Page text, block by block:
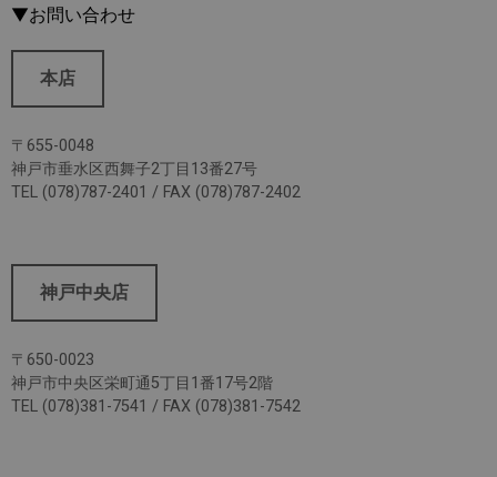
▼お問い合わせ
本店
〒655-0048
神戸市垂水区西舞子2丁目13番27号
TEL (078)787-2401 / FAX (078)787-2402
神戸中央店
〒650-0023
神戸市中央区栄町通5丁目1番17号2階
TEL (078)381-7541 / FAX (078)381-7542